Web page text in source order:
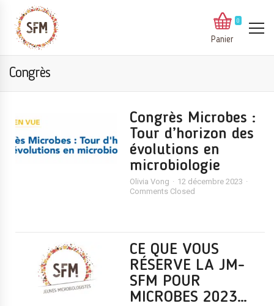
0
Panier
Congrès
Congrès Microbes :
Tour d’horizon des
évolutions en
microbiologie
Olivia Vong
12 décembre 2023
Comments Closed
CE QUE VOUS
RÉSERVE LA JM-
SFM POUR
MICROBES 2023…